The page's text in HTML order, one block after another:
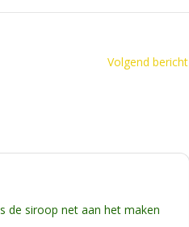
Volgend bericht
de siroop net aan het maken